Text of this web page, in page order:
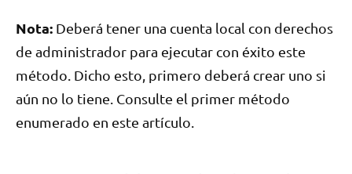
Nota: Deberá tener una cuenta local con derechos
de administrador para ejecutar con éxito este
método. Dicho esto, primero deberá crear uno si
aún no lo tiene. Consulte el primer método
enumerado en este artículo.